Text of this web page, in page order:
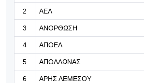
Τσακόν και
επίπεδο
08.08.2026 | 13:24
Marca: Παρί και
2 ΑΕΛ
3 ΑΝΟΡΘΩΣΗ
4 ΑΠΟΕΛ
5 ΑΠΟΛΛΩΝΑΣ
6 ΑΡΗΣ ΛΕΜΕΣΟΥ